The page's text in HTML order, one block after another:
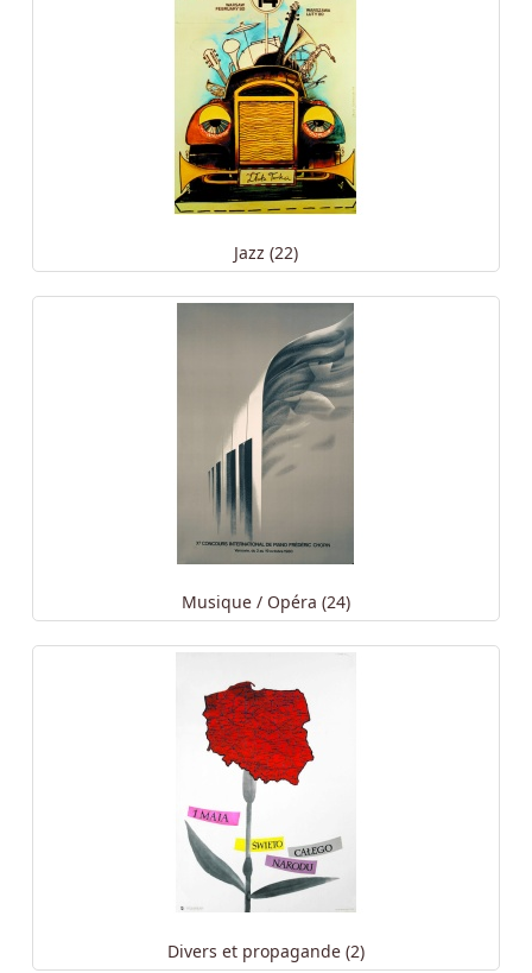
Jazz (22)
Musique / Opéra (24)
Divers et propagande (2)